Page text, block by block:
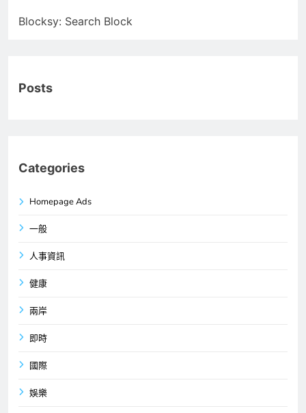
Blocksy: Search Block
Posts
Categories
Homepage Ads
一般
人事資訊
健康
兩岸
即時
國際
娛樂